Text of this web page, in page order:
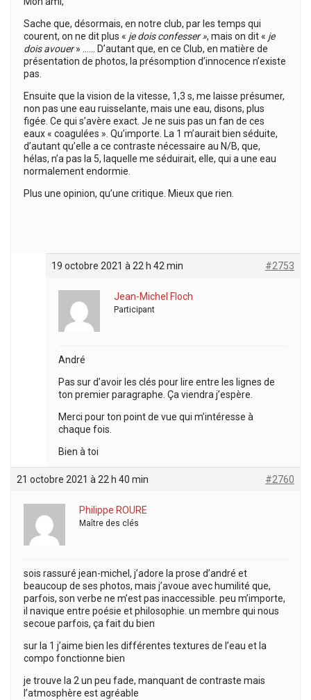
Sache que, désormais, en notre club, par les temps qui
courent, on ne dit plus « je dois confesser », mais on dit « je
dois avouer» …… D’autant que, en ce Club, en matière de
présentation de photos, la présomption d’innocence n’existe
pas.
Ensuite que la vision de la vitesse, 1,3 s, me laisse présumer,
non pas une eau ruisselante, mais une eau, disons, plus
figée. Ce qui s’avère exact. Je ne suis pas un fan de ces
eaux « coagulées ». Qu’importe. La 1 m’aurait bien séduite,
d’autant qu’elle a ce contraste nécessaire au N/B, que,
hélas, n’a pas la 5, laquelle me séduirait, elle, qui a une eau
normalement endormie.
Plus une opinion, qu’une critique. Mieux que rien.
19 octobre 2021 à 22 h 42 min #2753
Jean-Michel Floch
Participant
André
Pas sur d’avoir les clés pour lire entre les lignes de
ton premier paragraphe. Ça viendra j’espère.
Merci pour ton point de vue qui m’intéresse à
chaque fois.
Bien à toi
21 octobre 2021 à 22 h 40 min #2760
Philippe ROURE
Maître des clés
sois rassuré jean-michel, j’adore la prose d’andré et
beaucoup de ses photos, mais j’avoue avec humilité que,
parfois, son verbe ne m’est pas inaccessible. peu m’importe,
il navique entre poésie et philosophie. un membre qui nous
secoue parfois, ça fait du bien
sur la 1 j’aime bien les différentes textures de l’eau et la
compo fonctionne bien
je trouve la 2 un peu fade, manquant de contraste mais
l’atmosphère est agréable